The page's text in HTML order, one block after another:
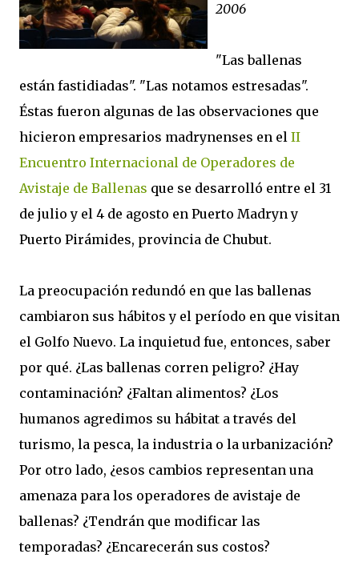
2006
"Las ballenas
están fastidiadas". "Las notamos estresadas".
Éstas fueron algunas de las observaciones que
hicieron empresarios madrynenses en el II
Encuentro Internacional de Operadores de
Avistaje de Ballenas que se desarrolló entre el 31
de julio y el 4 de agosto en Puerto Madryn y
Puerto Pirámides, provincia de Chubut.
La preocupación redundó en que las ballenas
cambiaron sus hábitos y el período en que visitan
el Golfo Nuevo. La inquietud fue, entonces, saber
por qué. ¿Las ballenas corren peligro? ¿Hay
contaminación? ¿Faltan alimentos? ¿Los
humanos agredimos su hábitat a través del
turismo, la pesca, la industria o la urbanización?
Por otro lado, ¿esos cambios representan una
amenaza para los operadores de avistaje de
ballenas? ¿Tendrán que modificar las
temporadas? ¿Encarecerán sus costos?